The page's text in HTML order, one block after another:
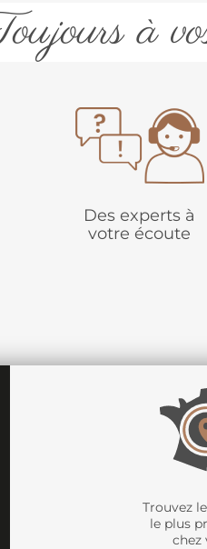
à
Des experts à
votre écoute
Trouvez
le plus
chez